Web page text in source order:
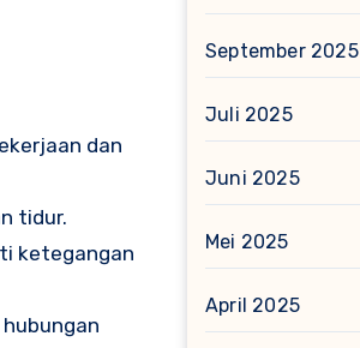
dan
tidur.
ketegangan
September 2025
Juli 2025
Juni 2025
Mei 2025
April 2025